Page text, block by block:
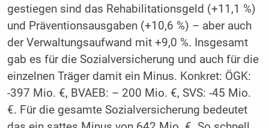
gestiegen sind das Rehabilitationsgeld (+11,1 %)
und Präventionsausgaben (+10,6 %) – aber auch
der Verwaltungsaufwand mit +9,0 %. Insgesamt
gab es für die Sozialversicherung und auch für die
einzelnen Träger damit ein Minus. Konkret: ÖGK:
-397 Mio. €, BVAEB: – 200 Mio. €, SVS: -45 Mio.
€. Für die gesamte Sozialversicherung bedeutet